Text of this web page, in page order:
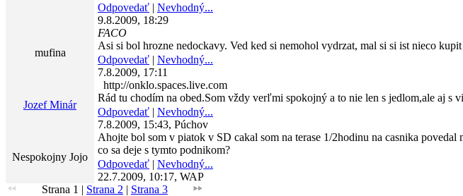
Odpovedať | Nevhodný...
9.8.2009, 18:29
mufina
FACO
Asi si bol hrozne nedockavy. Ved ked si nemohol vydrzat, mal si si ist nieco
Odpovedať | Nevhodný...
7.8.2009, 17:11
Jozef Minár
http://onklo.spaces.live.com
Rád tu chodím na obed.Som vždy verľmi spokojný a to nie len s jedlom,ale aj s
Odpovedať | Nevhodný...
7.8.2009, 15:43, Púchov
Nespokojny Jojo
Ahojte bol som v piatok v SD cakal som na terase 1/2hodinu na casnika
co sa deje s tymto podnikom?
Odpovedať | Nevhodný...
22.7.2009, 10:17, WAP
Strana 1 | Strana 2 | Strana 3